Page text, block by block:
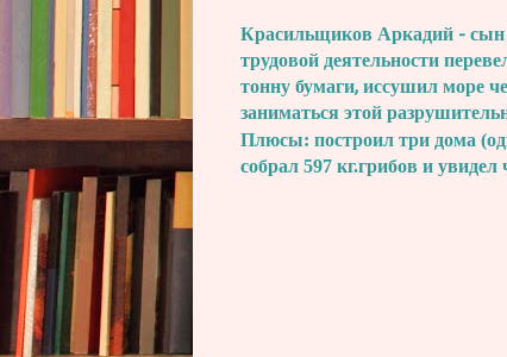
Красильщиков Аркадий - сын
трудовой деятельности
тонну бумаги, иссушил море
заниматься этой
Плюсы: построил три дома
собрал 597 кг.грибов и